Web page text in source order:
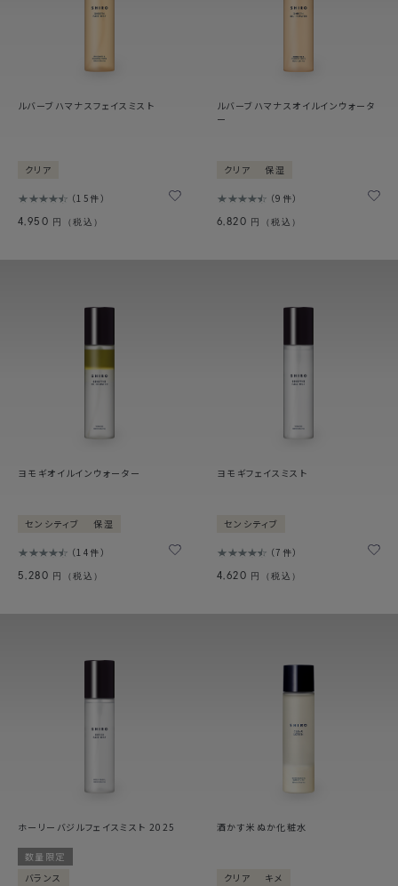
ルバーブハマナスフェイスミスト
クリア
15件
4,950 円（税込）
ルバーブハマナスオイルインウォータ
ー
クリア 保湿
9件
6,820 円（税込）
ヨモギオイルインウォーター
センシティブ 保湿
14件
5,280 円（税込）
ヨモギフェイスミスト
センシティブ
7件
4,620 円（税込）
ホーリーバジルフェイスミスト 2025
数量限定
バランス
酒かす米ぬか化粧水
クリア キメ